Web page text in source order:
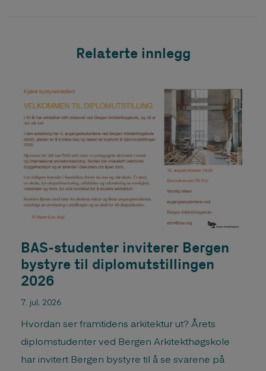
Relaterte innlegg
BAS-studenter inviterer Bergen
bystyre til diplomutstillingen
2026
7. jul, 2026
Hvordan ser framtidens arkitektur ut? Årets
diplomstudenter ved Bergen Arkitekthøgskole
har invitert Bergen bystyre til å se svarene på